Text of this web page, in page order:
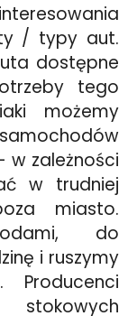
/ typy aut.
dostępne
tego
możemy
w zależności
w trudniej
miasto.
do
i ruszymy